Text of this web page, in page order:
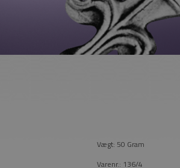
Vægt: 50 Gram
Varenr.: 136/4